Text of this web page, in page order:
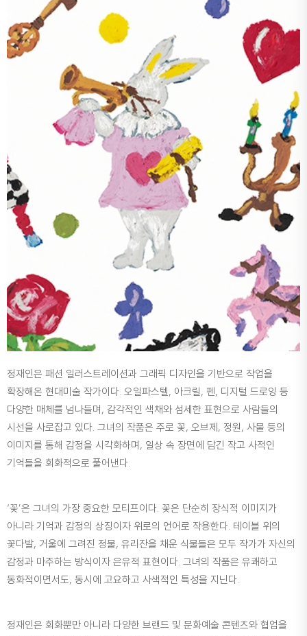
정재인은 패션 일러스트레이션과 그래픽 디자인을 기반으로 작업을
확장해온 현대미술 작가이다. 오일파스텔, 아크릴, 펜, 디지털 드로잉 등
다양한 매체를 넘나들며, 감각적인 색채와 섬세한 표현으로 사람들의
시선을 사로잡고 있다. 그녀의 작품은 주로 꽃, 오브제, 정원, 사물 등의
이미지를 통해 감정을 시각화하며, 일상 속 장면에 담긴 작고 사적인
기억들을 회화적으로 풀어낸다.
‘꽃’은 그녀의 가장 중요한 모티프이다. 꽃은 단순히 장식적 이미지가
아니라 기억과 감정의 상징이자 위로의 언어로 작용한다. 테이블 위의
꽃다발, 거울에 그려진 정물, 유리잔을 채운 식물들은 모두 작가가 자신의
감정과 마주하는 방식이자 은유적 표현이다. 그녀의 작품은 유쾌하고
동화적이면서도, 동시에 고요하고 사색적인 특성을 지닌다.
정재인은 회화뿐만 아니라 다양한 브랜드 및 문화예술 콘텐츠와 협업을